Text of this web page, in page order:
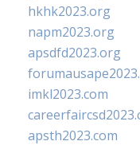
hkhk2023.org
napm2023.org
apsdfd2023.org
imkl2023.com
apsth2023.com